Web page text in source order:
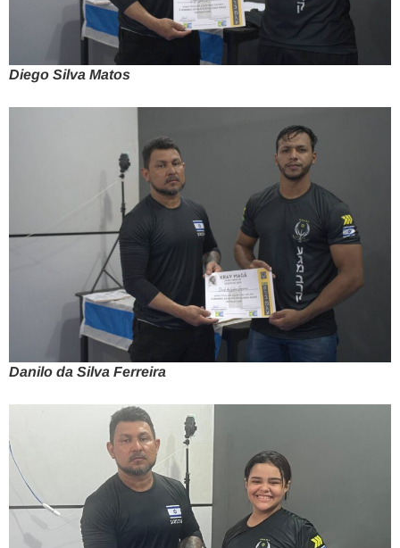
Diego Silva Matos
Danilo da Silva Ferreira